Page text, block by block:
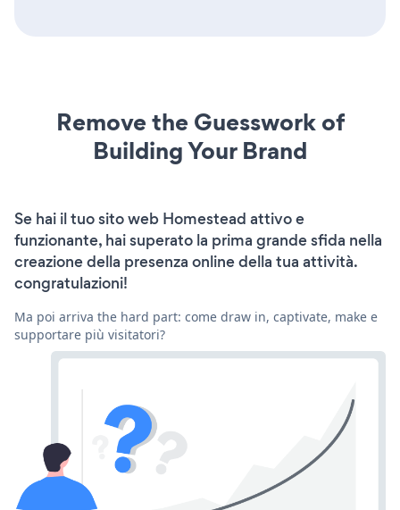
Remove the Guesswork of
Building Your Brand
Se hai il tuo sito web Homestead attivo e
funzionante, hai superato la prima grande sfida nella
creazione della presenza online della tua attività.
congratulazioni!
Ma poi arriva the hard part: come draw in, captivate, make e
supportare più visitatori?